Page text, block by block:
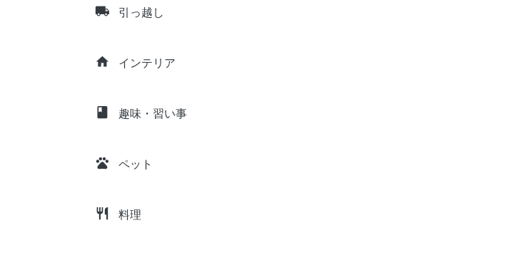
local_shipping 引っ越し
home インテリア
class 趣味・習い事
pets ペット
restaurant 料理